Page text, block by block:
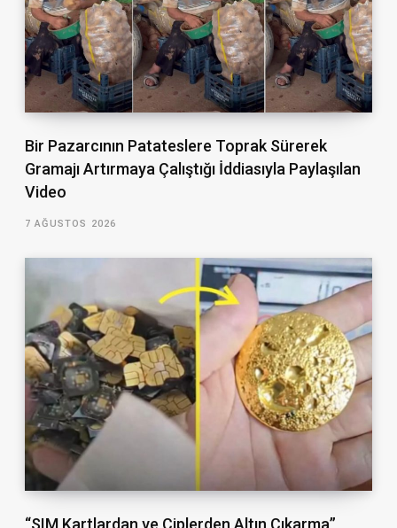
Bir Pazarcının Patateslere Toprak Sürerek
Gramajı Artırmaya Çalıştığı İddiasıyla Paylaşılan
Video
7 AĞUSTOS 2026
“SIM Kartlardan ve Çiplerden Altın Çıkarma”